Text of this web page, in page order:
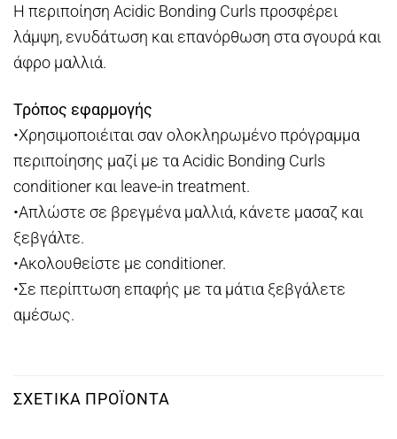
Η περιποίηση Acidic Bonding Curls προσφέρει
λάμψη, ενυδάτωση και επανόρθωση στα σγουρά και
άφρο μαλλιά.
Τρόπος εφαρμογής
•Χρησιμοποιέιται σαν ολοκληρωμένο πρόγραμμα
περιποίησης μαζί με τα Acidic Bonding Curls
conditioner και leave-in treatment.
•Απλώστε σε βρεγμένα μαλλιά, κάνετε μασαζ και
ξεβγάλτε.
•Ακολουθείστε με conditioner.
•Σε περίπτωση επαφής με τα μάτια ξεβγάλετε
αμέσως.
ΣΧΕΤΙΚΆ ΠΡΟΪΌΝΤΑ